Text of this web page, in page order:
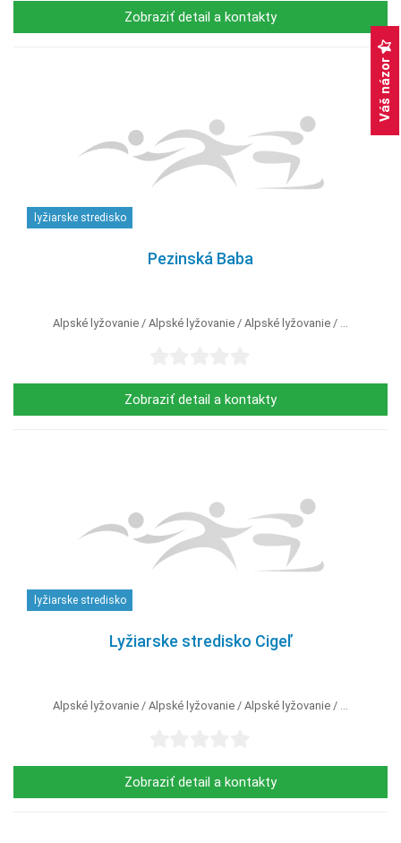
Zobraziť detail a kontakty
lyžiarske stredisko
Pezinská Baba
Alpské lyžovanie Alpské lyžovanie Alpské lyžovanie ...
Zobraziť detail a kontakty
lyžiarske stredisko
Lyžiarske stredisko Cigeľ
Alpské lyžovanie Alpské lyžovanie Alpské lyžovanie ...
Zobraziť detail a kontakty
Váš názor